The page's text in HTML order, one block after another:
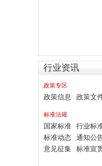
行业资讯
政策专区
政策信息 政策文
标准法规
国家标准
行业标
标准动态
通知公
意见征集
标准宣